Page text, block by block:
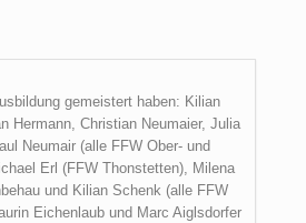
gemeistert haben: Kilian
Hermann, Christian Neumaier, Julia
Neumair (alle FFW Ober- und
Erl (FFW Thonstetten), Milena
und Kilian Schenk (alle FFW
Eichenlaub und Marc Aiglsdorfer